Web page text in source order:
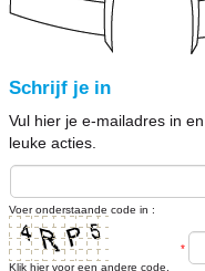
Schrijf je in
Vul hier je e-mailadres in
leuke acties.
Voer onderstaande code in :
Klik hier voor een andere code.
*